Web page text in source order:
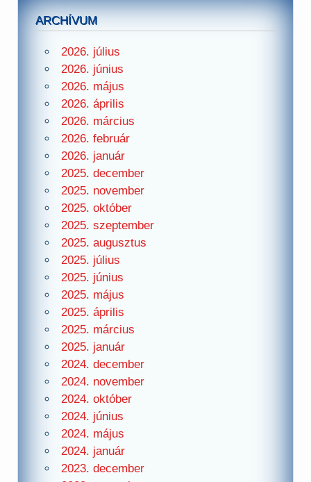
ARCHÍVUM
2026. július
2026. június
2026. május
2026. április
2026. március
2026. február
2026. január
2025. december
2025. november
2025. október
2025. szeptember
2025. augusztus
2025. július
2025. június
2025. május
2025. április
2025. március
2025. január
2024. december
2024. november
2024. október
2024. június
2024. május
2024. január
2023. december